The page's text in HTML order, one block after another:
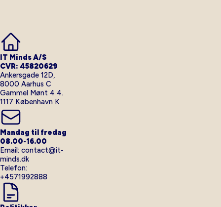
IT Minds A/S
CVR: 45820629
Ankersgade 12D,
8000 Aarhus C
Gammel Mønt 4 4.
1117 København K
Mandag til fredag
08.00-16.00
Email: contact@it-
minds.dk
Telefon:
+4571992888